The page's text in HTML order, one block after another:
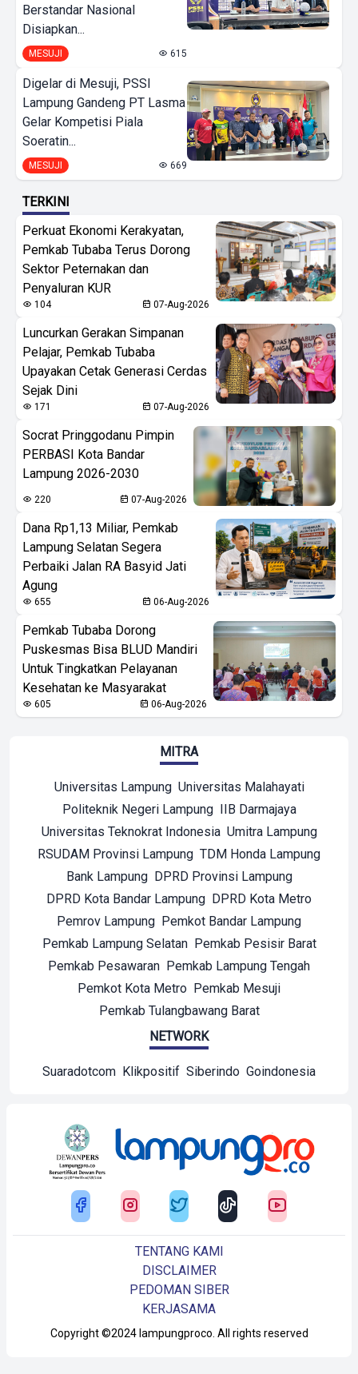
Berstandar Nasional
Disiapkan...
MESUJI 615
Digelar di Mesuji, PSSI
Lampung Gandeng PT Lasma
Gelar Kompetisi Piala
Soeratin...
MESUJI 669
TERKINI
Perkuat Ekonomi Kerakyatan,
Pemkab Tubaba Terus Dorong
Sektor Peternakan dan
Penyaluran KUR
104 07-Aug-2026
Luncurkan Gerakan Simpanan
Pelajar, Pemkab Tubaba
Upayakan Cetak Generasi Cerdas
Sejak Dini
171 07-Aug-2026
Socrat Pringgodanu Pimpin
PERBASI Kota Bandar
Lampung 2026-2030
220 07-Aug-2026
Dana Rp1,13 Miliar, Pemkab
Lampung Selatan Segera
Perbaiki Jalan RA Basyid Jati
Agung
655 06-Aug-2026
Pemkab Tubaba Dorong
Puskesmas Bisa BLUD Mandiri
Untuk Tingkatkan Pelayanan
Kesehatan ke Masyarakat
605 06-Aug-2026
MITRA
Universitas Lampung Universitas Malahayati
Politeknik Negeri Lampung
IIB Darmajaya
Universitas Teknokrat Indonesia Umitra Lampung
RSUDAM Provinsi Lampung TDM Honda Lampung
Bank Lampung
DPRD Provinsi Lampung
DPRD Kota Bandar Lampung DPRD Kota Metro
Pemrov Lampung Pemkot Bandar Lampung
Pemkab Lampung Selatan
Pemkab Pesisir Barat
Pemkab Pesawaran Pemkab Lampung Tengah
Pemkot Kota Metro Pemkab Mesuji
Pemkab Tulangbawang Barat
NETWORK
Suaradotcom Klikpositif Siberindo Goindonesia
Copyright ©2024 lampungproco. All rights reserved
TENTANG KAMI
DISCLAIMER
PEDOMAN SIBER
KERJASAMA